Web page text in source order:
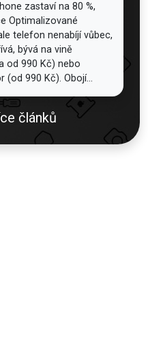
zastaví na 80 %,
Optimalizované
telefon nenabíjí vůbec,
bývá na vině
od 990 Kč) nebo
(od 990 Kč). Obojí...
článků